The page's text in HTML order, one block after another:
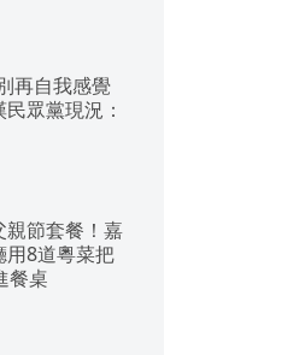
再自我感覺
眾黨現況：
親節套餐！嘉
用8道粵菜把
餐桌